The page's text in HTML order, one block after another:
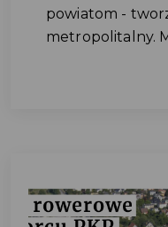
powiatom -
metropolitalny.